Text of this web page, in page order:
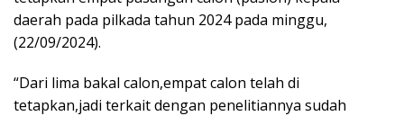
daerah pada pilkada tahun 2024 pada minggu,
(22/09/2024).
“Dari lima bakal calon,empat calon telah di
tetapkan,jadi terkait dengan penelitiannya sudah